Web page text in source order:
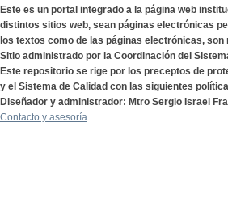
Este es un portal integrado a la página web
distintos sitios web, sean páginas electrónicas
los textos como de las páginas electrónicas,
Sitio administrado por la Coordinación del
Este repositorio se rige por los preceptos de
y el Sistema de Calidad con las siguientes
Diseñador y administrador: Mtro Sergio Israel
Contacto y asesoría